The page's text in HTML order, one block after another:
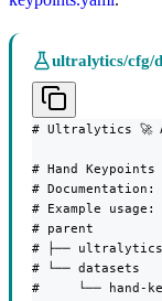
ultralytics/cfg/
# Ultralytics 🚀
# Hand
#
# Example
# parent
# ├── ultralytics
# └── datasets
#     └── hand-